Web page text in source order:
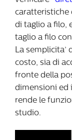
caratteristiche
di taglio a filo,
taglio a filo
La
costo, sia di
fronte della
dimensioni ed
rende le
studio.